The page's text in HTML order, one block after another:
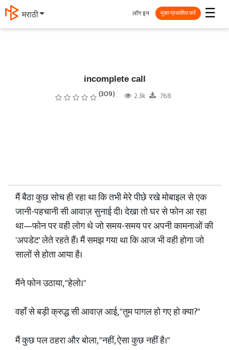
मराठी ☰
लॉग इन मुक्त प्रकाशित करें
incomplete call
(309) 2.3k 768
मैं बैठा कुछ सोच ही रहा था कि तभी मेरे पीछे रखे मोबाइल से एक
जानी-पहचानी सी आवाज़ सुनाई दी। देखा तो घर से फोन आ रहा
था—फोन पर वही लोग थे जो समय-समय पर अपनी कामनाओं की
'अपडेट' लेते रहते हैं। मैं समझ गया था कि आज भी वही होगा जो
सालों से होता आया है।
मैंने फोन उठाया, "हेलो।"
वहाँ से बड़ी क्रुद्ध सी आवाज़ आई, "तुम पागल हो गए हो क्या?"
मैं कुछ पल ठहरा और बोला, "नहीं, ऐसा कुछ नहीं है।"